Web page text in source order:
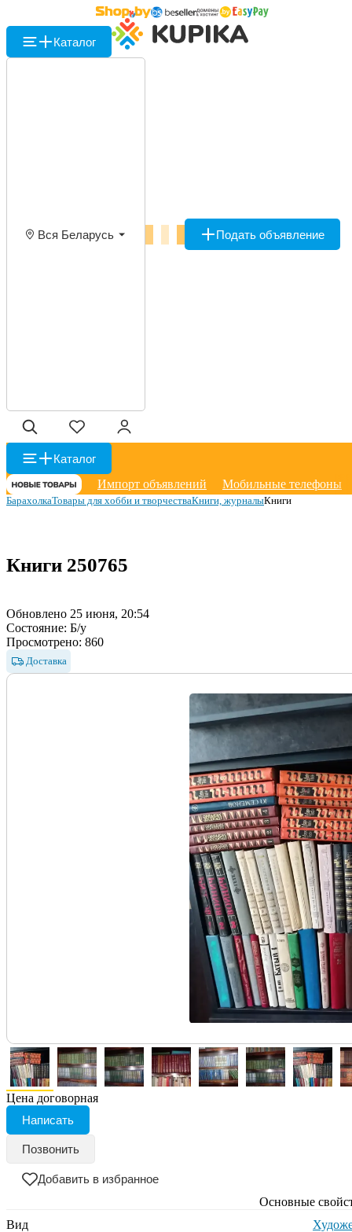
Каталог
Вся Беларусь Подать объявление
Каталог
Импорт объявлений
Мобильные телефоны
БарахолкаТовары для хобби и творчестваКниги, журналыКниги
Книги 250765
Обновлено 25 июня, 20:54
Состояние: Б/у
Просмотрено: 860
Доставка
Цена договорная
Написать
Позвонить
Добавить в избранное
Основные
Вид